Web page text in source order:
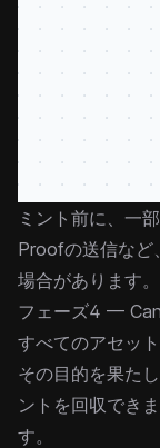
ミント前に、一
Proofの送信など
場合があります
フェーズ4 —
すべてのアセッ
その目的を果た
ントを回収でき
す。